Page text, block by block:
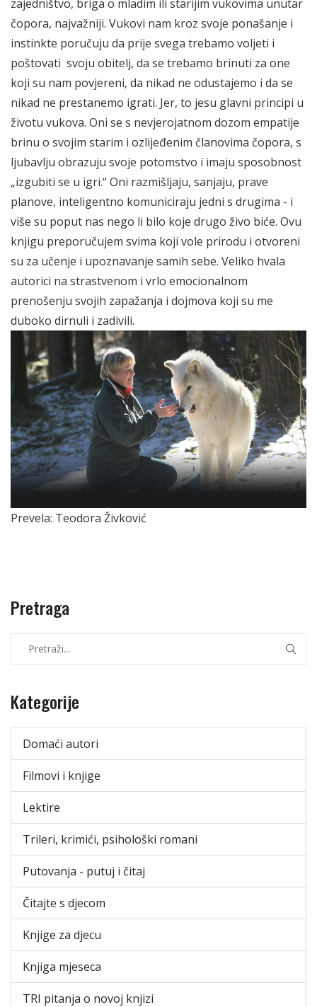
zajedništvo, briga o mladim ili starijim vukovima unutar
čopora, najvažniji. Vukovi nam kroz svoje ponašanje i
instinkte poručuju da prije svega trebamo voljeti i
poštovati svoju obitelj, da se trebamo brinuti za one
koji su nam povjereni, da nikad ne odustajemo i da se
nikad ne prestanemo igrati. Jer, to jesu glavni principi u
životu vukova. Oni se s nevjerojatnom dozom empatije
brinu o svojim starim i ozlijeđenim članovima čopora, s
ljubavlju obrazuju svoje potomstvo i imaju sposobnost
„izgubiti se u igri.“ Oni razmišljaju, sanjaju, prave
planove, inteligentno komuniciraju jedni s drugima - i
više su poput nas nego li bilo koje drugo živo biće. Ovu
knjigu preporučujem svima koji vole prirodu i otvoreni
su za učenje i upoznavanje samih sebe. Veliko hvala
autorici na strastvenom i vrlo emocionalnom
prenošenju svojih zapažanja i dojmova koji su me
duboko dirnuli i zadivili.
Prevela: Teodora Živković
Pretraga
Kategorije
Domaći autori
Filmovi i knjige
Lektire
Trileri, krimići, psihološki romani
Putovanja - putuj i čitaj
Čitajte s djecom
Knjige za djecu
Knjiga mjeseca
TRI pitanja o novoj knjizi